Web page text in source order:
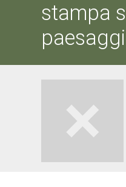
stampa